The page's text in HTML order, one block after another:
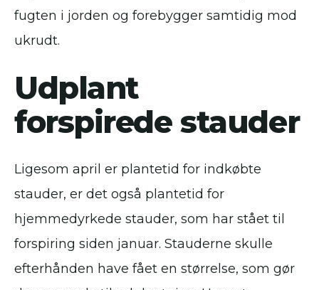
fugten i jorden og forebygger samtidig mod
ukrudt.
Udplant
forspirede stauder
Ligesom april er plantetid for indkøbte
stauder, er det også plantetid for
hjemmedyrkede stauder, som har stået til
forspiring siden januar. Stauderne skulle
efterhånden have fået en størrelse, som gør